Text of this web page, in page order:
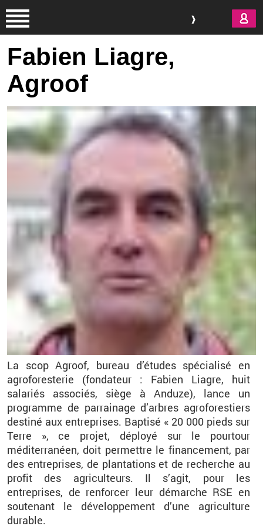
Fabien Liagre,
Agroof
La scop Agroof, bureau d’études spécialisé en
agroforesterie (fondateur : Fabien Liagre, huit
salariés associés, siège à Anduze), lance un
programme de parrainage d’arbres agroforestiers
destiné aux entreprises. Baptisé « 20 000 pieds sur
Terre », ce projet, déployé sur le pourtour
méditerranéen, doit permettre le financement, par
des entreprises, de plantations et de recherche au
profit des agriculteurs. Il s’agit, pour les
entreprises, de renforcer leur démarche RSE en
soutenant le développement d’une agriculture
durable.